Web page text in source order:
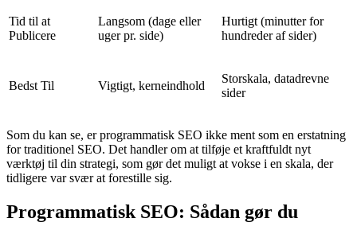
Tid til at
Publicere
Langsom (dage eller
uger pr. side)
Hurtigt (minutter for
hundreder af sider)
Bedst Til Vigtigt, kerneindhold
Storskala, datadrevne
sider
Som du kan se, er programmatisk SEO ikke ment som en erstatning
for traditionel SEO. Det handler om at tilføje et kraftfuldt nyt
værktøj til din strategi, som gør det muligt at vokse i en skala, der
tidligere var svær at forestille sig.
Programmatisk SEO: Sådan gør du